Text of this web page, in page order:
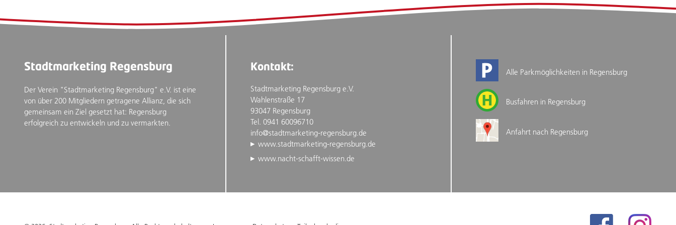
Stadtmarketing Regensburg
Der Verein "Stadtmarketing Regensburg" e.V. ist eine
von über 200 Mitgliedern getragene Allianz, die sich
gemeinsam ein Ziel gesetzt hat: Regensburg
erfolgreich zu entwickeln und zu vermarkten.
Kontakt:
Stadtmarketing Regensburg e.V.
Wahlenstraße 17
93047 Regensburg
Tel. 0941 60096710
info@stadtmarketing-regensburg.de
www.stadtmarketing-regensburg.de
www.nacht-schafft-wissen.de
Alle Parkmöglichkeiten in Regensburg
Busfahren in Regensburg
Anfahrt nach Regensburg